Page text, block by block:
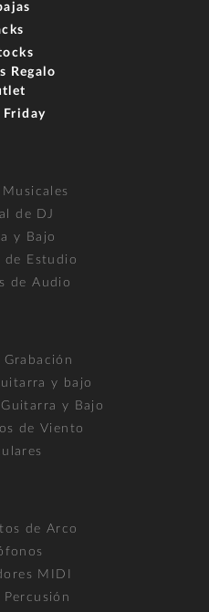
Regalo
Friday
Musicales
de DJ
y Bajo
de Estudio
de Audio
y bajo
y Bajo
de Viento
de Arco
MIDI